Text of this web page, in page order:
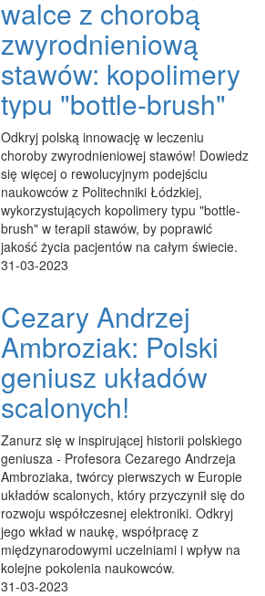
walce z chorobą
zwyrodnieniową
stawów: kopolimery
typu "bottle-brush"
Odkryj polską innowację w leczeniu
choroby zwyrodnieniowej stawów! Dowiedz
się więcej o rewolucyjnym podejściu
naukowców z Politechniki Łódzkiej,
wykorzystujących kopolimery typu "bottle-
brush" w terapii stawów, by poprawić
jakość życia pacjentów na całym świecie.
31-03-2023
Cezary Andrzej
Ambroziak: Polski
geniusz układów
scalonych!
Zanurz się w inspirującej historii polskiego
geniusza - Profesora Cezarego Andrzeja
Ambroziaka, twórcy pierwszych w Europie
układów scalonych, który przyczynił się do
rozwoju współczesnej elektroniki. Odkryj
jego wkład w naukę, współpracę z
międzynarodowymi uczelniami i wpływ na
kolejne pokolenia naukowców.
31-03-2023